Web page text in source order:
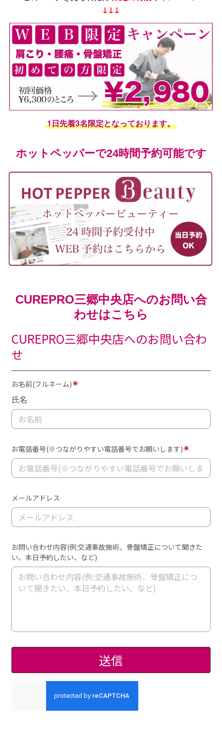
↓↓↓
1日先着3名限定となっております。
ホットペッパーで24時間予約可能です
CUREPRO三郷中央店へのお問い合
わせはこちら